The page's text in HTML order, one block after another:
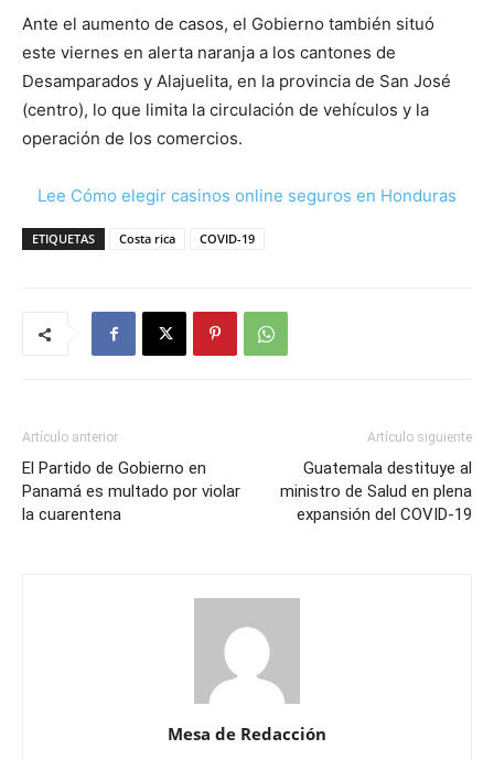
Ante el aumento de casos, el Gobierno también situó
este viernes en alerta naranja a los cantones de
Desamparados y Alajuelita, en la provincia de San José
(centro), lo que limita la circulación de vehículos y la
operación de los comercios.
Lee Cómo elegir casinos online seguros en Honduras
ETIQUETAS Costa rica COVID-19
Artículo anterior
El Partido de Gobierno en
Panamá es multado por violar
la cuarentena
Artículo siguiente
Guatemala destituye al
ministro de Salud en plena
expansión del COVID-19
Mesa de Redacción